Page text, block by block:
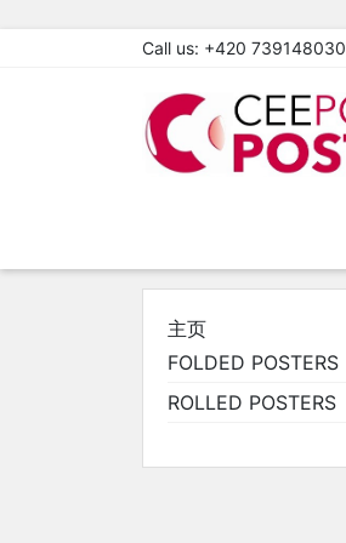
Call us: +420 739148030
主页
FOLDED POSTERS
ROLLED POSTERS